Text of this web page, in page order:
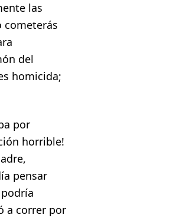
las
cometerás
del
homicida;
por
horrible!
pensar
a correr por